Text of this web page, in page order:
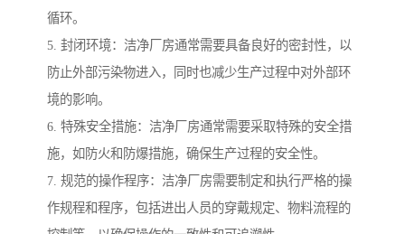
循环。
5. 封闭环境：洁净厂房通常需要具备良好的密封性，以
防止外部污染物进入，同时也减少生产过程中对外部环
境的影响。
6. 特殊安全措施：洁净厂房通常需要采取特殊的安全措
施，如防火和防爆措施，确保生产过程的安全性。
7. 规范的操作程序：洁净厂房需要制定和执行严格的操
作规程和程序，包括进出人员的穿戴规定、物料流程的